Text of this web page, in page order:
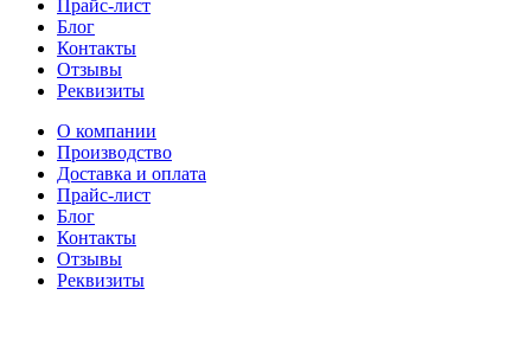
Прайс-лист
Блог
Контакты
Отзывы
Реквизиты
О компании
Производство
Доставка и оплата
Прайс-лист
Блог
Контакты
Отзывы
Реквизиты